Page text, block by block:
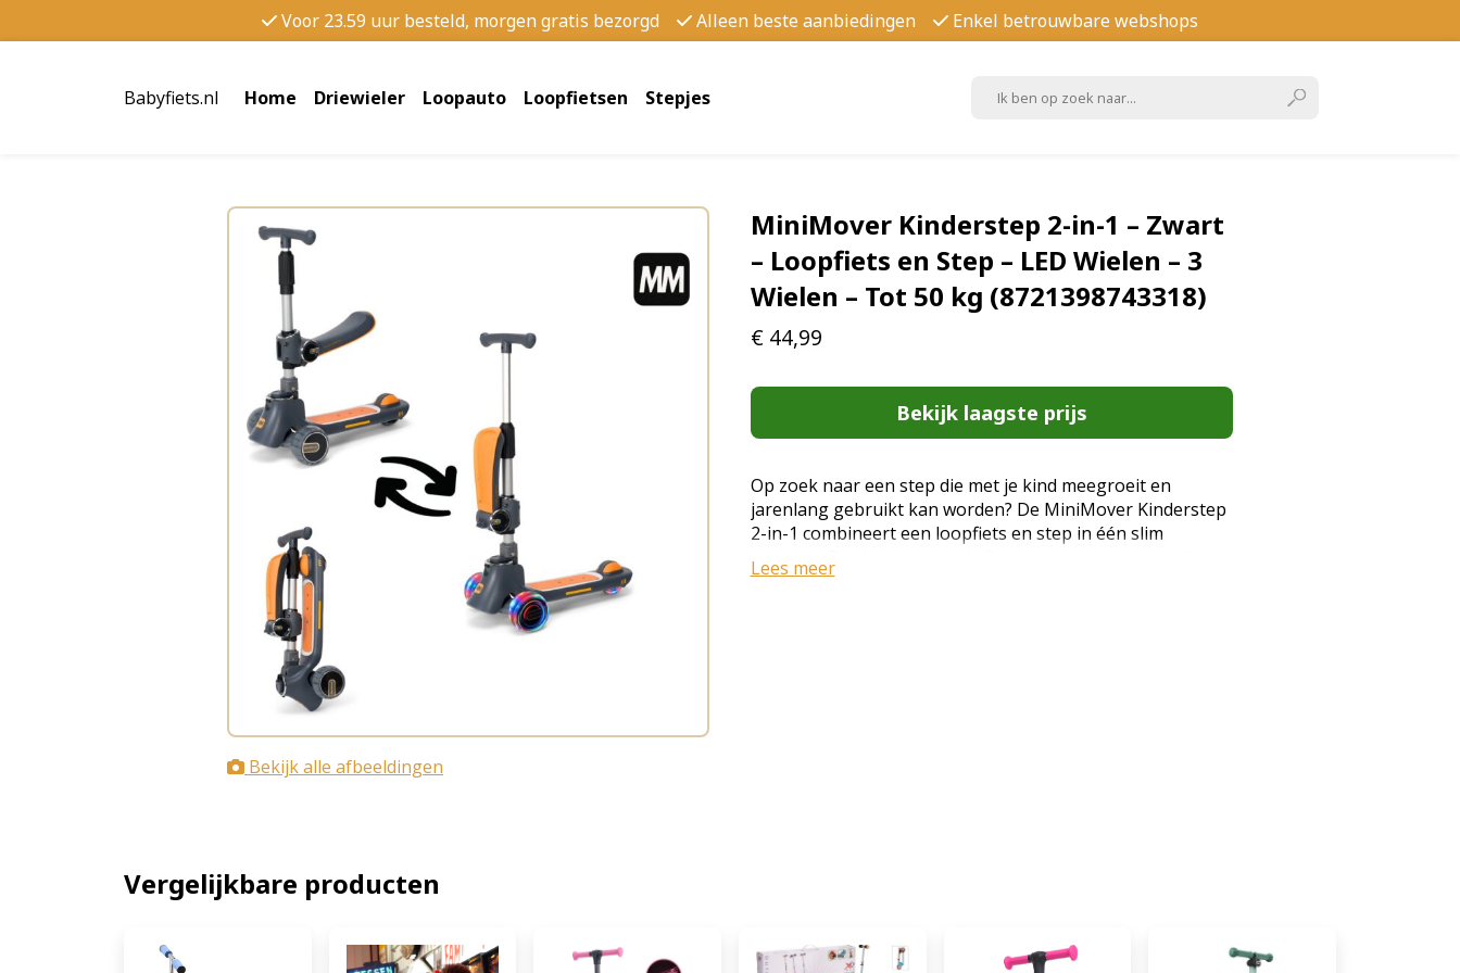
Voor 23.59 uur besteld, morgen gratis bezorgd Alleen beste aanbiedingen Enkel betrouwbare webshops
Babyfiets.nl Home Driewieler Loopauto Loopfietsen Stepjes
Bekijk alle afbeeldingen
MiniMover Kinderstep 2-in-1 – Zwart
– Loopfiets en Step – LED Wielen – 3
Wielen – Tot 50 kg (8721398743318)
€ 44,99
Bekijk laagste prijs
Op zoek naar een step die met je kind meegroeit en
jarenlang gebruikt kan worden? De MiniMover Kinderstep
2-in-1 combineert een loopfiets en step in één slim
ontwerp. Dankzij de stabiele 3-wielconstructie, verstelbare
stuurhoogte en veilige balansbesturing leert je kind
sturen met balansbesturing De step stuurt door middel
van lichaamsbalans in plaats van een klassiek draaiend
Lees meer
Vergelijkbare producten